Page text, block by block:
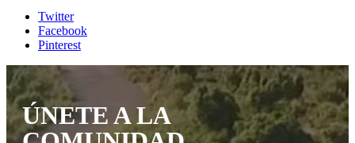
Twitter
Facebook
Pinterest
ÚNETE A LA